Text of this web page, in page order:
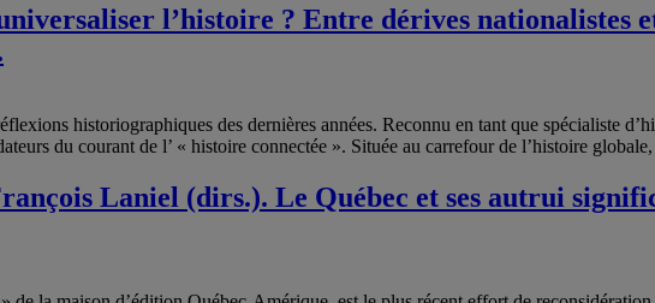
l’histoire ? Entre dérives nationalistes
historiographiques des dernières années. Reconnu en tant que spécialiste
du courant de l’ « histoire connectée ». Située au carrefour de l’histoire
Laniel (dirs.). Le Québec et ses autrui